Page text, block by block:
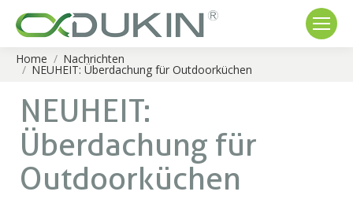
You are here:
Home Nachrichten
NEUHEIT: Überdachung für Outdoorküchen
NEUHEIT:
Überdachung für
Outdoorküchen